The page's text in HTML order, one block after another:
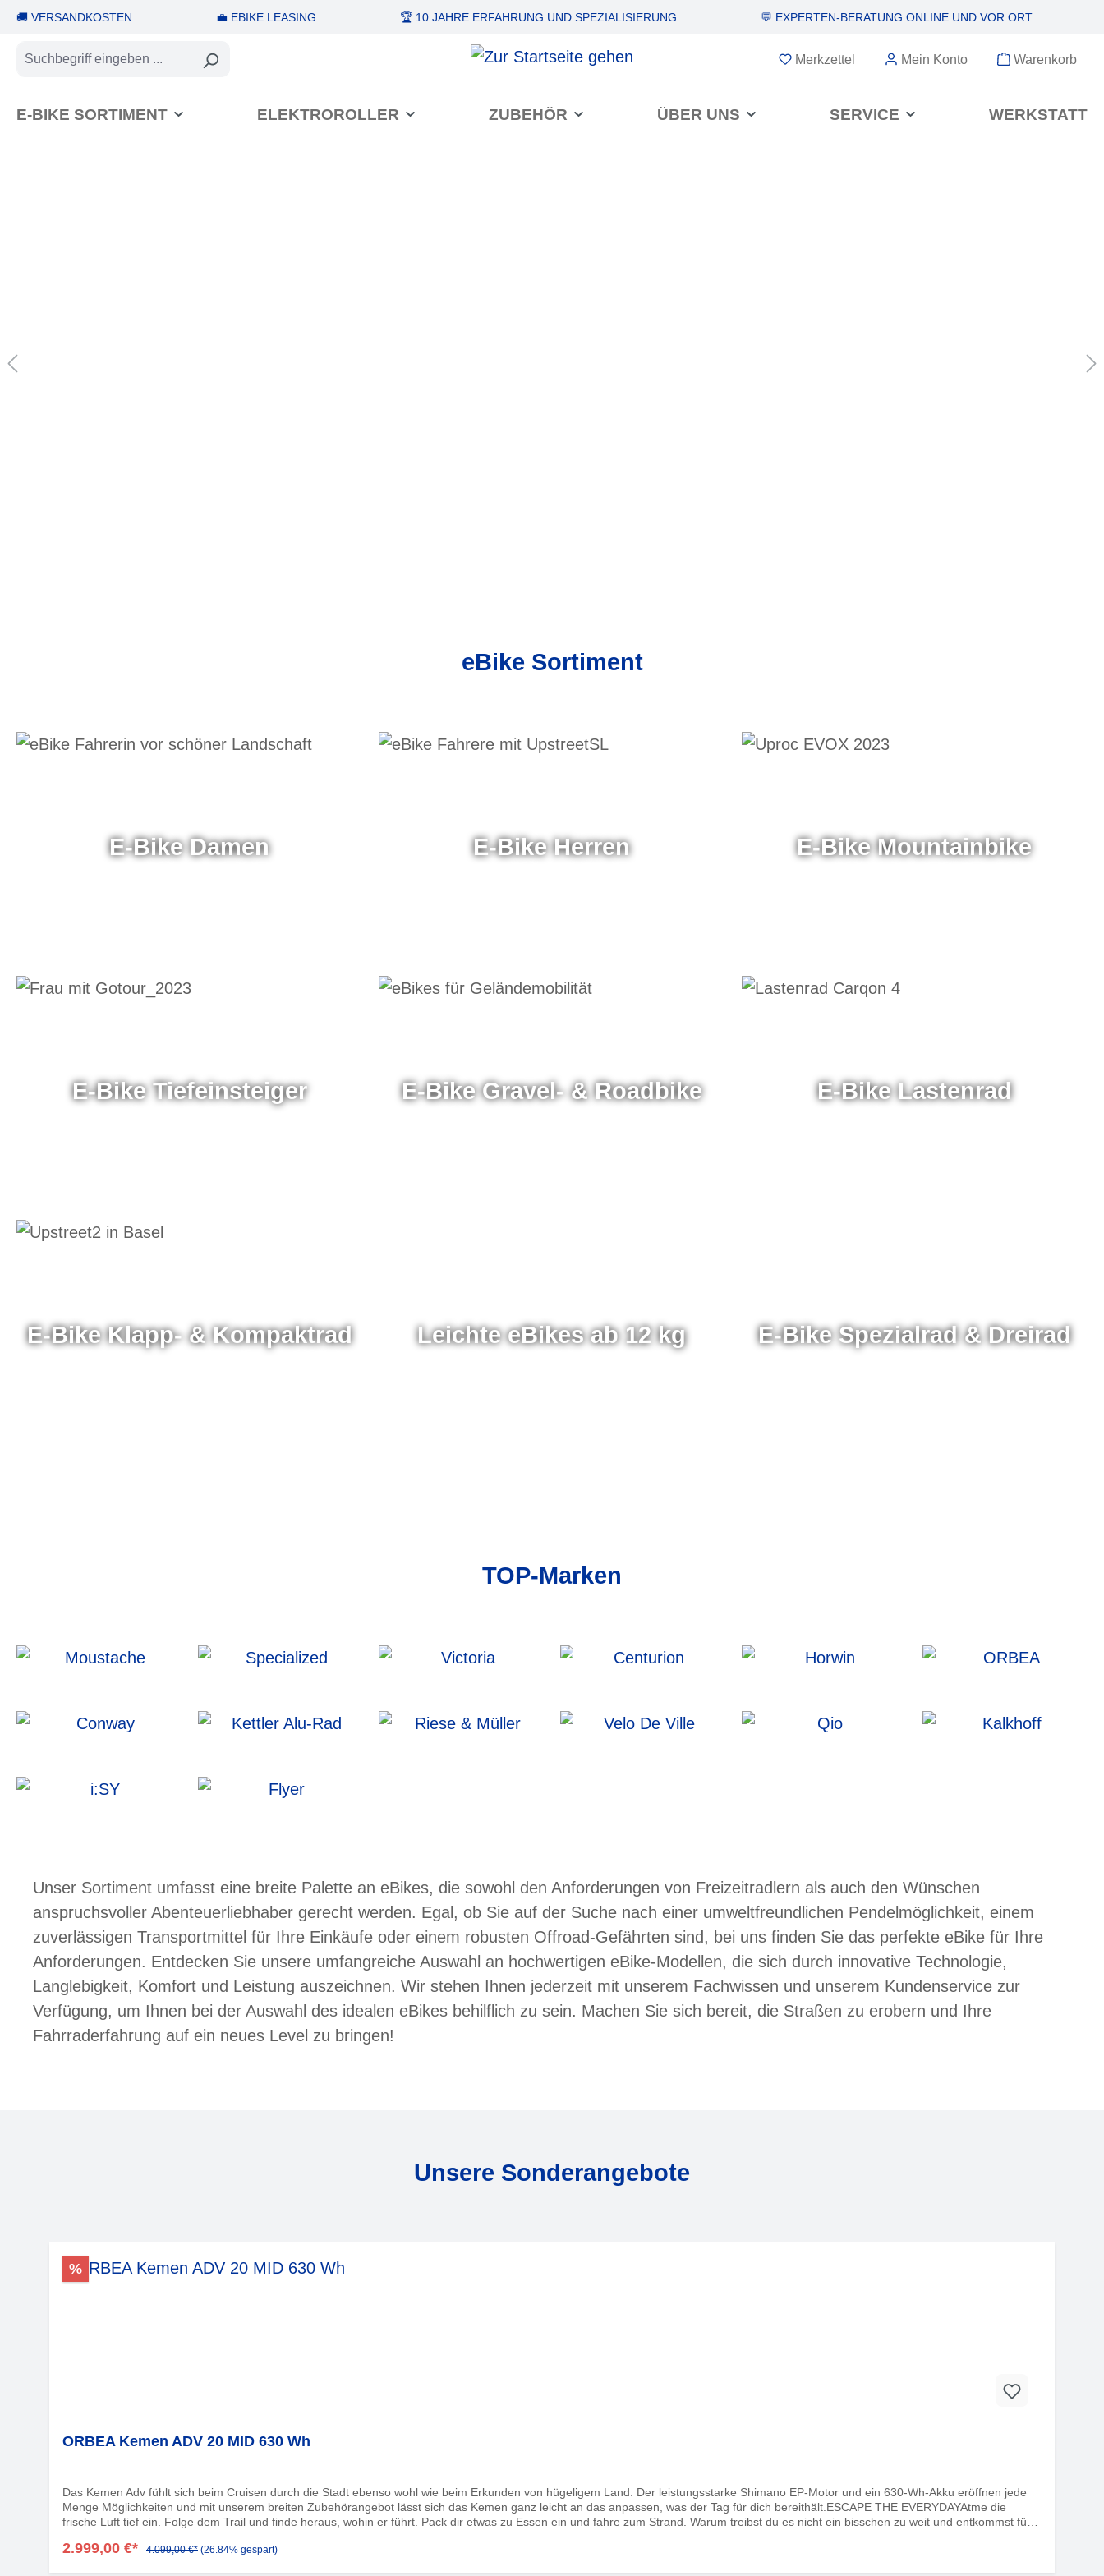
Zur Hauptnavigation springen
🚚 VERSANDKOSTEN 💼 EBIKE LEASING 🏆 10 JAHRE ERFAHRUNG UND SPEZIALISIERUNG 💬 EXPERTEN-BERATUNG ONLINE UND VOR ORT
Merkzettel Mein Konto Warenkorb
E-BIKE SORTIMENT ELEKTROROLLER ZUBEHÖR ÜBER UNS SERVICE WERKSTATT
eBike Sortiment
E-Bike Damen E-Bike Herren E-Bike Mountainbike
E-Bike Tiefeinsteiger E-Bike Gravel- & Roadbike E-Bike Lastenrad
E-Bike Klapp- & Kompaktrad Leichte eBikes ab 12 kg E-Bike Spezialrad & Dreirad
TOP-Marken
Unser Sortiment umfasst eine breite Palette an eBikes, die sowohl den Anforderungen von Freizeitradlern als auch den Wünschen
anspruchsvoller Abenteuerliebhaber gerecht werden. Egal, ob Sie auf der Suche nach einer umweltfreundlichen Pendelmöglichkeit, einem
zuverlässigen Transportmittel für Ihre Einkäufe oder einem robusten Offroad-Gefährten sind, bei uns finden Sie das perfekte eBike für Ihre
Anforderungen. Entdecken Sie unsere umfangreiche Auswahl an hochwertigen eBike-Modellen, die sich durch innovative Technologie,
Langlebigkeit, Komfort und Leistung auszeichnen. Wir stehen Ihnen jederzeit mit unserem Fachwissen und unserem Kundenservice zur
Verfügung, um Ihnen bei der Auswahl des idealen eBikes behilflich zu sein. Machen Sie sich bereit, die Straßen zu erobern und Ihre
Fahrraderfahrung auf ein neues Level zu bringen!
Unsere Sonderangebote
Produktgalerie überspringen
%
ORBEA Kemen ADV 20 MID 630 Wh
Das Kemen Adv fühlt sich beim Cruisen durch die Stadt ebenso wohl wie beim Erkunden von hügeligem Land. Der leistungsstarke Shimano EP-Motor und ein 630-Wh-Akku eröffnen jede
Menge Möglichkeiten und mit unserem breiten Zubehörangebot lässt sich das Kemen ganz leicht an das anpassen, was der Tag für dich bereithält.ESCAPE THE EVERYDAYAtme die
frische Luft tief ein. Folge dem Trail und finde heraus, wohin er führt. Pack dir etwas zu Essen ein und fahre zum Strand. Warum treibst du es nicht ein bisschen zu weit und entkommst für
Kontrolle zu geben.Das gesamte Gewicht tief und zentriert zu halten bedeutet schnelle Reaktionen und inhärente Stabilität. Beides ist essenziell, wenn der Trial ruppiger wird. Die
2.999,00 €* 4.099,00 €* (26.84% gespart)